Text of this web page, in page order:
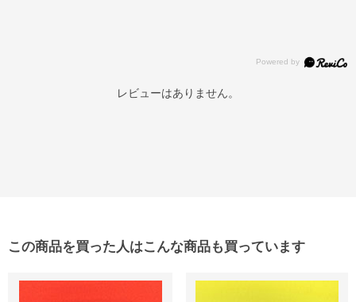
レビューはありません。
この商品を買った人はこんな商品も買っています